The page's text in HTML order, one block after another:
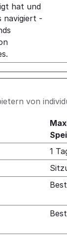
hat und
navigiert -
von
1